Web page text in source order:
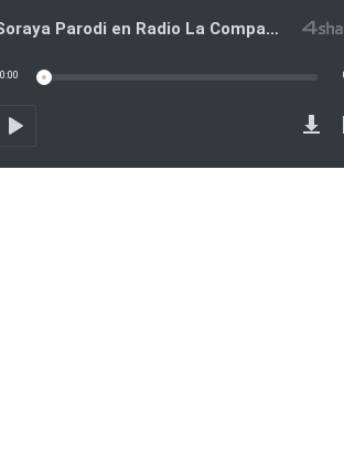
Soraya Parodi en Radio La Compañía 240425